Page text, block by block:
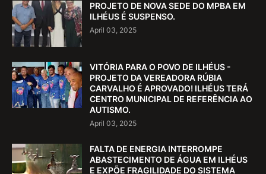
PROJETO DE NOVA SEDE DO MPBA EM
ILHÉUS É SUSPENSO.
April 03, 2025
VITÓRIA PARA O POVO DE ILHÉUS -
PROJETO DA VEREADORA RÚBIA
CARVALHO É APROVADO! ILHÉUS TERÁ
CENTRO MUNICIPAL DE REFERÊNCIA AO
AUTISMO.
April 03, 2025
FALTA DE ENERGIA INTERROMPE
ABASTECIMENTO DE ÁGUA EM ILHÉUS
E EXPÕE FRAGILIDADE DO SISTEMA